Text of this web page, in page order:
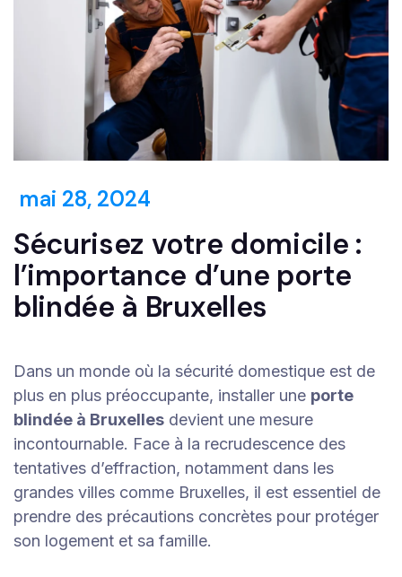
mai 28, 2024
Sécurisez votre domicile :
l’importance d’une porte
blindée à Bruxelles
Dans un monde où la sécurité domestique est de
plus en plus préoccupante, installer une porte
blindée à Bruxelles devient une mesure
incontournable. Face à la recrudescence des
tentatives d’effraction, notamment dans les
grandes villes comme Bruxelles, il est essentiel de
prendre des précautions concrètes pour protéger
son logement et sa famille.